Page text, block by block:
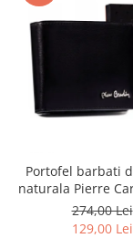
Portofel barbati
naturala Pierre
8806 TILAK51
274,00 Lei
129,00 Lei